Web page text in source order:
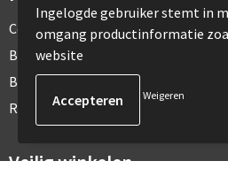
Contact
Bestelling & Bezorging
Betaalmethoden
Retourneren
Veilig winkelen
Ingelogde gebruiker stemt in
omgang productinformatie
website
Weigeren